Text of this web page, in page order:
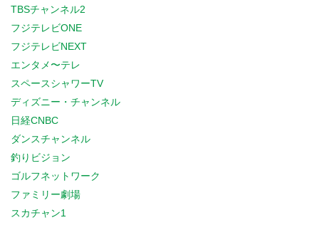
TBSチャンネル2
フジテレビONE
フジテレビNEXT
エンタメ〜テレ
スペースシャワーTV
ディズニー・チャンネル
日経CNBC
ダンスチャンネル
釣りビジョン
ゴルフネットワーク
ファミリー劇場
スカチャン1